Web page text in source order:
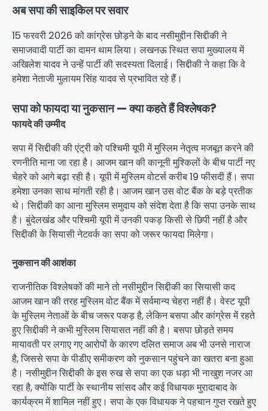
अब सपा की साइकिल पर सवार
15 फरवरी 2026 को कांग्रेस छोड़ने के बाद नसीमुद्दीन सिद्दीकी ने
समाजवादी पार्टी का दामन थाम लिया। लखनऊ स्थित सपा मुख्यालय में
अखिलेश यादव ने उन्हें पार्टी की सदस्यता दिलाई। सिद्दीकी ने कहा कि वे
हमेशा नेताजी मुलायम सिंह यादव से प्रभावित रहे हैं।
सपा को फायदा या नुकसान — क्या कहते हैं विश्लेषक?
फायदे की उम्मीद
सपा में सिद्दीकी की एंट्री को पश्चिमी यूपी में मुस्लिम नेतृत्व मजबूत करने की
रणनीति माना जा रहा है। आजम खान की कानूनी मुश्किलों के बीच पार्टी नए
चेहरे को आगे बढ़ा रही है। यूपी में मुस्लिम वोटर्स करीब 19 फीसदी हैं। सपा
हमेशा उनका साथ मांगती रही है। आजम खान उस वोट बैंक के बड़े प्रतीक
थे। सिद्दीकी का आना मुस्लिम समुदाय को संदेश देता है कि सपा उनके साथ
है। बुंदेलखंड और पश्चिमी यूपी में उनकी पकड़ किसी से छिपी नहीं है और
सिद्दीकी के सियासी नेटवर्क का सपा को जरूर फायदा मिलेगा।
नुकसान की आशंका
राजनीतिक विश्लेषकों की माने तो नसीमुद्दीन सिद्दीकी का सियासी कद
आजम खान की तरह मुस्लिम वोट बैंक में सर्वमान्य चेहरा नहीं है। वेस्ट यूपी
के मुस्लिम नेताओं के बीच जरूर पकड़ है, लेकिन बसपा और कांग्रेस में रहते
हुए सिद्दीकी ने कभी मुस्लिम सियासत नहीं की है। बसपा छोड़ते समय
मायावती पर लगाए गए आरोपों के कारण दलित समाज अब भी उनसे नाराज
है, जिससे सपा के पीडीए समीकरण को नुकसान पहुंचने का खतरा बना हुआ
है। नसीमुद्दीन सिद्दीकी के इस रुख से सपा का एक धड़ा भी नाखुश नजर आ
रहा है, क्योंकि पार्टी के स्थानीय सांसद और कई विधायक मुरादाबाद के
कार्यक्रम में शामिल नहीं हुए। सपा के एक विधायक ने पहचान गुप्त रखते हुए